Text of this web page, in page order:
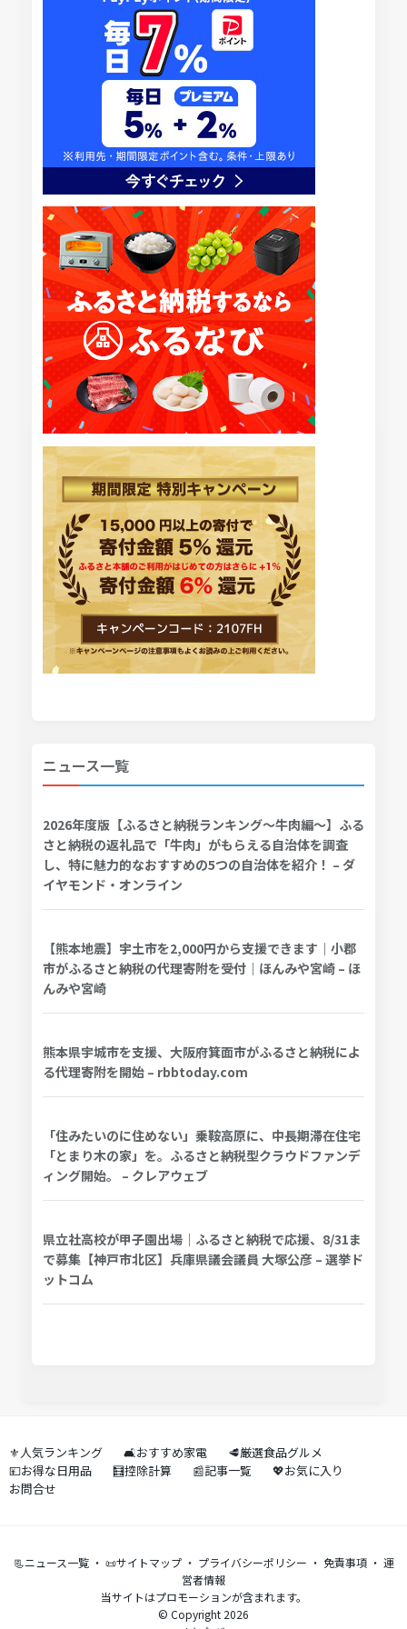
ニュース一覧
2026年度版【ふるさと納税ランキング～牛肉編～】ふる
さと納税の返礼品で「牛肉」がもらえる自治体を調査
し、特に魅力的なおすすめの5つの自治体を紹介！ – ダ
イヤモンド・オンライン
【熊本地震】宇土市を2,000円から支援できます｜小郡
市がふるさと納税の代理寄附を受付｜ほんみや宮崎 – ほ
んみや宮崎
熊本県宇城市を支援、大阪府箕面市がふるさと納税によ
る代理寄附を開始 – rbbtoday.com
「住みたいのに住めない」乗鞍高原に、中長期滞在住宅
「とまり木の家」を。ふるさと納税型クラウドファンデ
ィング開始。 – クレアウェブ
県立社高校が甲子園出場｜ふるさと納税で応援、8/31ま
で募集【神戸市北区】兵庫県議会議員 大塚公彦 – 選挙ド
ットコム
⚜️人気ランキング 🛋️おすすめ家電
🥩厳選食品グルメ
💴お得な日用品
🧮控除計算 📰記事一覧
💖お気に入り
お問合せ
📃ニュース一覧・ 📜サイトマップ・ プライバシーポリシー ・ 免責事項・ 運
営者情報
当サイトはプロモーションが含まれます。
© Copyright 2026